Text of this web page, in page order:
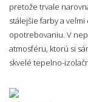
pretože trvale
stálejšie farby a
opotrebovaniu. V
atmosféru, ktorú si
skvelé tepelno-